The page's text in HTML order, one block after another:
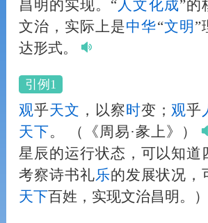
昌明的实现。“ 人文化成”的
文治，实际上是中华“文明 ”
达形式。
引例1
观乎天文 ，以察 时变； 观乎
天下。 （《周易·彖上》）
星辰的运行状态，可以知道
考察诗书礼乐的发展状况，
天下百姓，实现文治昌明。）